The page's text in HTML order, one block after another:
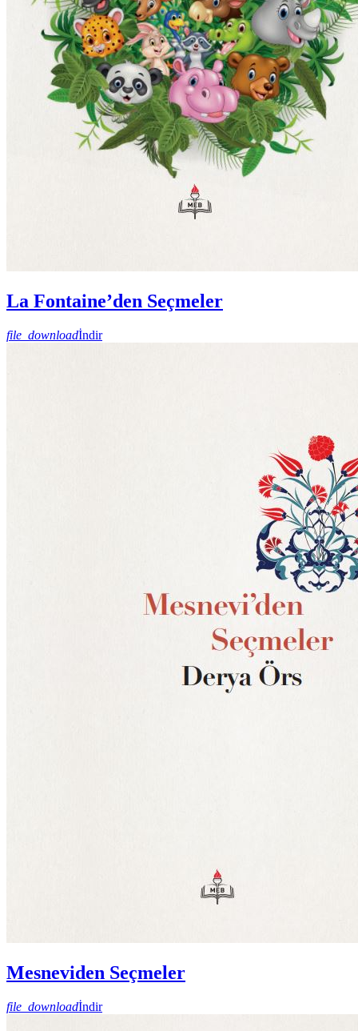
La Fontaine’den Seçmeler
file_downloadİndir
Mesneviden Seçmeler
file_downloadİndir